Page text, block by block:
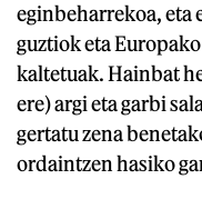
eginbeharrekoa, eta
guztiok eta
kaltetuak. Hainbat
ere) argi eta garbi
gertatu zena
ordaintzen hasiko